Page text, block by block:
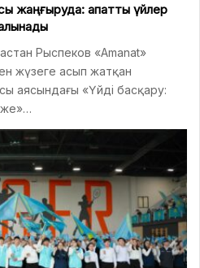
жаңғыруда: апатты үйлер
Рыспеков «Amanat»
жүзеге асып жатқан
аясындағы «Үйді басқару: